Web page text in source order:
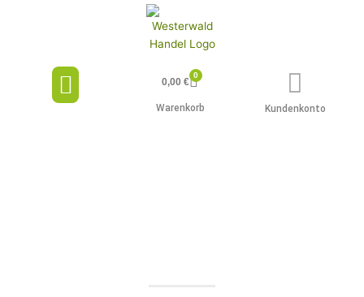
Menü 0,00€
0Warenkorb
Warenkorb Kundenkonto